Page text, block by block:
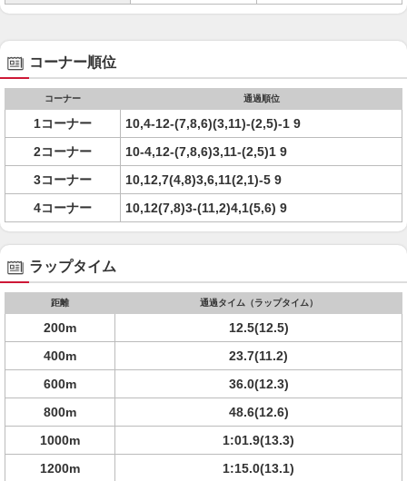
コーナー順位
コーナー 通過順位
1コーナー
10,4-12-(7,8,6)(3,11)-(2,5)-1 9
2コーナー
10-4,12-(7,8,6)3,11-(2,5)1 9
3コーナー
10,12,7(4,8)3,6,11(2,1)-5 9
4コーナー
10,12(7,8)3-(11,2)4,1(5,6) 9
ラップタイム
距離 通過タイム（ラップタイム）
200m
12.5(12.5)
400m
23.7(11.2)
600m
36.0(12.3)
800m
48.6(12.6)
1000m
1:01.9(13.3)
1200m
1:15.0(13.1)